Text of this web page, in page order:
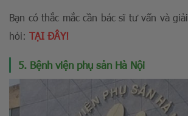
Bạn có thắc mắc cần bác sĩ tư vấn và
hỏi: TẠI ĐÂY!
5. Bệnh viện phụ sản Hà Nội